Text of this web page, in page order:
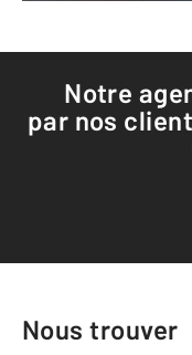
Notre
par nos
Nous trouver